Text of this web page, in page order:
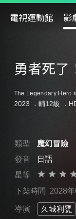
電視運動館 影
勇者死了
The Legendary Hero
2023 ． 輔12級 ．
類型
魔幻冒險
發音
日語
星等
下架時間 2028
導演 久城利甕